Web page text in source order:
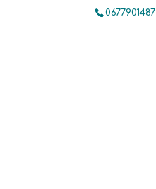
0677901487